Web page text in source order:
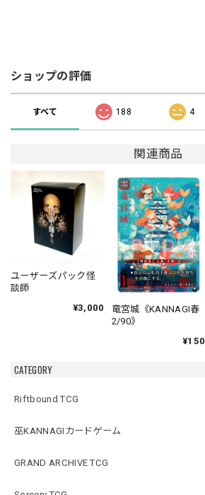
CATEGORY
Riftbound TCG
巫KANNAGIカードゲーム
GRAND ARCHIVE TCG
ショップの評価
すべて 188 4
関連商品
ユーザーズパック怪
談師
¥3,000
竜宮城《KANNAGI春
2/90》
¥150